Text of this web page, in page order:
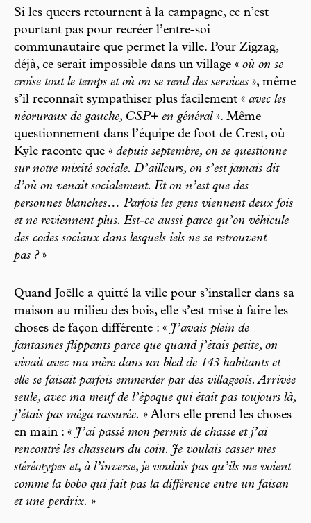
Si les queers retournent à la campagne, ce n’est
pourtant pas pour recréer l’entre-soi
communautaire que permet la ville. Pour Zigzag,
déjà, ce serait impossible dans un village « où on se
croise tout le temps et où on se rend des services », même
s’il reconnaît sympathiser plus facilement « avec les
néoruraux de gauche, CSP+ en général». Même
questionnement dans l’équipe de foot de Crest, où
Kyle raconte que « depuis septembre, on se questionne
sur notre mixité sociale. D’ailleurs, on s’est jamais dit
d’où on venait socialement. Et on n’est que des
personnes blanches… Parfois les gens viennent deux fois
et ne reviennent plus. Est-ce aussi parce qu’on véhicule
des codes sociaux dans lesquels iels ne se retrouvent
pas ?»
Quand Joëlle a quitté la ville pour s’installer dans sa
maison au milieu des bois, elle s’est mise à faire les
choses de façon différente : « J’avais plein de
fantasmes flippants parce que quand j’étais petite, on
vivait avec ma mère dans un bled de 143 habitants et
elle se faisait parfois emmerder par des villageois. Arrivée
seule, avec ma meuf de l’époque qui était pas toujours là,
j’étais pas méga rassurée. » Alors elle prend les choses
en main : « J’ai passé mon permis de chasse et j’ai
rencontré les chasseurs du coin. Je voulais casser mes
stéréotypes et, à l’inverse, je voulais pas qu’ils me voient
comme la bobo qui fait pas la différence entre un faisan
et une perdrix. »